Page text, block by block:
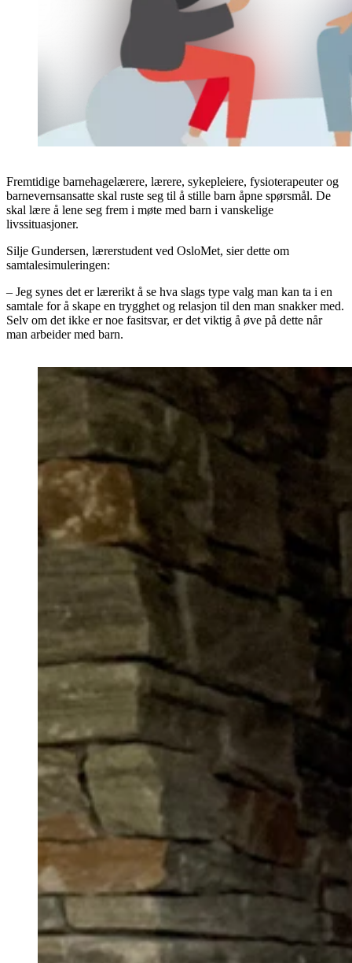
Fremtidige barnehagelærere, lærere, sykepleiere, fysioterapeuter og
barnevernsansatte skal ruste seg til å stille barn åpne spørsmål. De
skal lære å lene seg frem i møte med barn i vanskelige
livssituasjoner.
Silje Gundersen, lærerstudent ved OsloMet, sier dette om
samtalesimuleringen:
– Jeg synes det er lærerikt å se hva slags type valg man kan ta i en
samtale for å skape en trygghet og relasjon til den man snakker med.
Selv om det ikke er noe fasitsvar, er det viktig å øve på dette når
man arbeider med barn.